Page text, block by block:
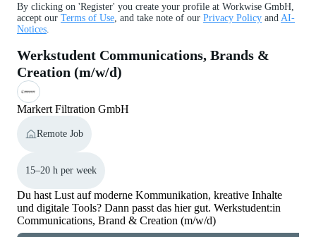
By clicking on 'Register' you create your profile at Workwise GmbH,
accept our Terms of Use , and take note of our Privacy Policy and AI-
Notices
Werkstudent Communications, Brands &
Creation (m/w/d)
Markert Filtration GmbH
Remote Job
15–20 h per week
Du hast Lust auf moderne Kommunikation, kreative Inhalte
und digitale Tools? Dann passt das hier gut. Werkstudent:in
Communications, Brand & Creation (m/w/d)